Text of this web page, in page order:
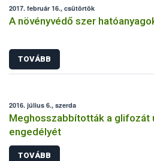
2017. február 16., csütörtök
A növényvédő szer
TOVÁBB
2016. július 6., szerda
Meghosszabbították a glifozát
engedélyét
TOVÁBB